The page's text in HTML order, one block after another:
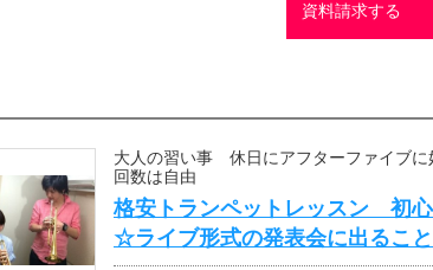
資料請求する
大人の習い事 休日にアフターファイブ
回数は自由
格安トランペットレッスン 初
☆ライブ形式の発表会に出ること